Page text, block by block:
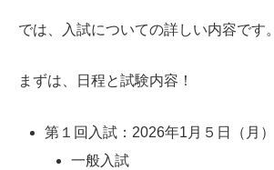
では、入試についての詳しい内容です。
まずは、日程と試験内容！
第１回入試：2026年1月５日（月）
一般入試